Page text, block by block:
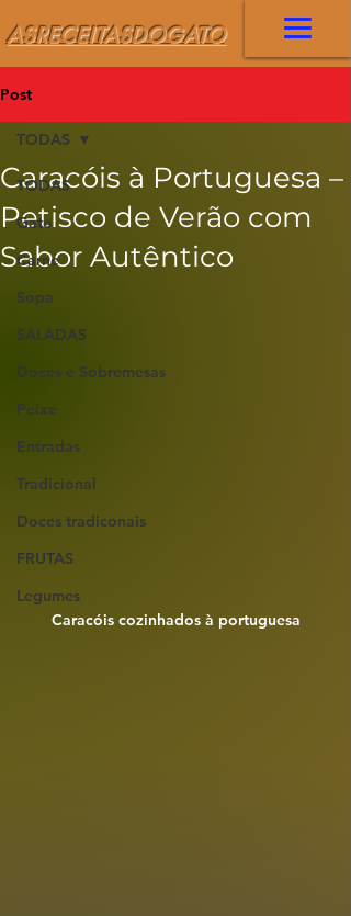
ASRECEITASDOGATO
Post
TODAS
Gato
Carne
Sopa
SALADAS
Doces e Sobremesas
Peixe
Entradas
Tradicional
Doces tradiconais
FRUTAS
Legumes
TODAS
Caracóis à Portuguesa –
Petisco de Verão com
Sabor Autêntico
Caracóis cozinhados à portuguesa